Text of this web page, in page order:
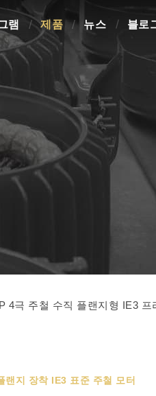
램 제품 뉴스 블로
4극 주철 수직 플랜지형 IE3 프
랜지 장착 IE3 표준 주철 모터